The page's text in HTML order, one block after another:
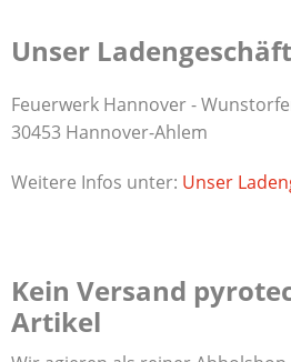
Unser Ladengeschäft
Feuerwerk Hannover -
30453 Hannover-Ahlem
Weitere Infos unter: Unser
Kein Versand
Artikel